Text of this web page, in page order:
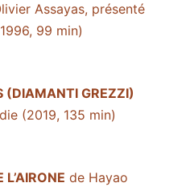
Assayas, présenté
99 min)
(DIAMANTI GREZZI)
(2019, 135 min)
de Hayao